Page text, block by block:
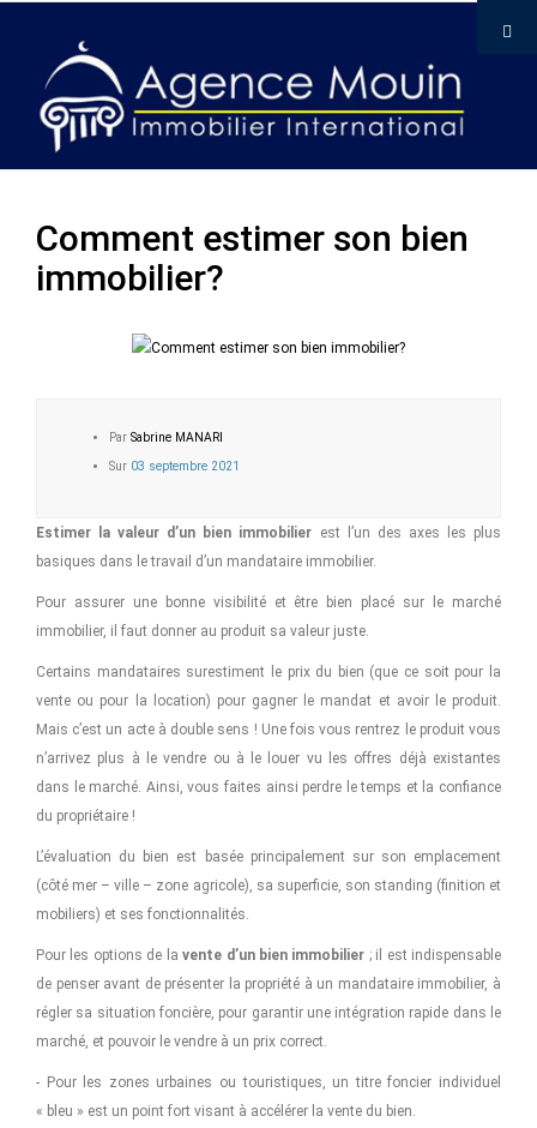
Comment estimer son bien
immobilier?
Par Sabrine MANARI
Sur 03 septembre 2021
Estimer la valeur d’un bien immobilier est l’un des axes les plus
basiques dans le travail d’un mandataire immobilier.
Pour assurer une bonne visibilité et être bien placé sur le marché
immobilier, il faut donner au produit sa valeur juste.
Certains mandataires surestiment le prix du bien (que ce soit pour la
vente ou pour la location) pour gagner le mandat et avoir le produit.
Mais c’est un acte à double sens ! Une fois vous rentrez le produit vous
n’arrivez plus à le vendre ou à le louer vu les offres déjà existantes
dans le marché. Ainsi, vous faites ainsi perdre le temps et la confiance
du propriétaire !
L’évaluation du bien est basée principalement sur son emplacement
(côté mer – ville – zone agricole), sa superficie, son standing (finition et
mobiliers) et ses fonctionnalités.
Pour les options de lavente d’un bien immobilier ; il est indispensable
de penser avant de présenter la propriété à un mandataire immobilier, à
régler sa situation foncière, pour garantir une intégration rapide dans le
marché, et pouvoir le vendre à un prix correct.
- Pour les zones urbaines ou touristiques, un titre foncier individuel
« bleu » est un point fort visant à accélérer la vente du bien.